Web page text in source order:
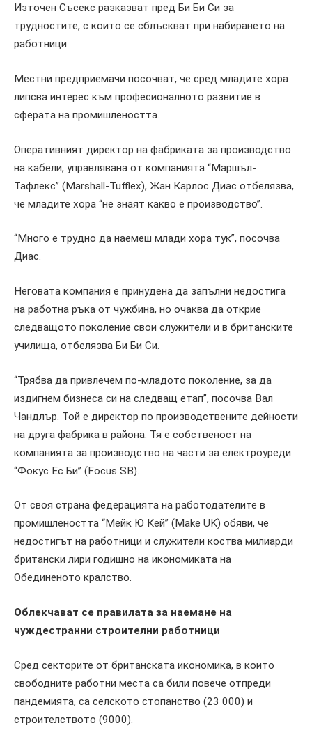
Източен Съсекс разказват пред Би Би Си за
трудностите, с които се сблъскват при набирането на
работници.
Местни предприемачи посочват, че сред младите хора
липсва интерес към професионалното развитие в
сферата на промишлеността.
Оперативният директор на фабриката за производство
на кабели, управлявана от компанията “Маршъл-
Тафлекс” (Marshall-Tufflex), Жан Карлос Диас отбелязва,
че младите хора “не знаят какво е производство”.
“Много е трудно да наемеш млади хора тук”, посочва
Диас.
Неговата компания е принудена да запълни недостига
на работна ръка от чужбина, но очаква да открие
следващото поколение свои служители и в британските
училища, отбелязва Би Би Си.
“Трябва да привлечем по-младото поколение, за да
издигнем бизнеса си на следващ етап”, посочва Вал
Чандлър. Той е директор по производствените дейности
на друга фабрика в района. Тя е собственост на
компанията за производство на части за електроуреди
“Фокус Ес Би” (Focus SB).
От своя страна федерацията на работодателите в
промишлеността “Мейк Ю Кей” (Make UK) обяви, че
недостигът на работници и служители коства милиарди
британски лири годишно на икономиката на
Обединеното кралство.
Облекчават се правилата за наемане на
чуждестранни строителни работници
Сред секторите от британската икономика, в които
свободните работни места са били повече отпреди
пандемията, са селското стопанство (23 000) и
строителството (9000).